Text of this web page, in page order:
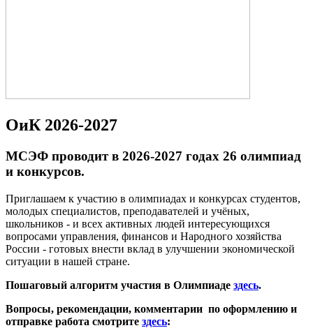
ОиК 2026-2027
МСЭФ проводит в 2026-2027 годах 26 олимпиад
и конкурсов.
Приглашаем к участию в олимпиадах и конкурсах студентов,
молодых специалистов, преподавателей и учёных,
школьников - и всех активных людей интересующихся
вопросами управления, финансов и Народного хозяйства
России - готовых внести вклад в улучшении экономической
ситуации в нашей стране.
Пошаговый алгоритм участия в Олимпиаде здесь.
Вопросы, рекомендации, комментарии по оформлению и
отправке работа смотрите здесь: